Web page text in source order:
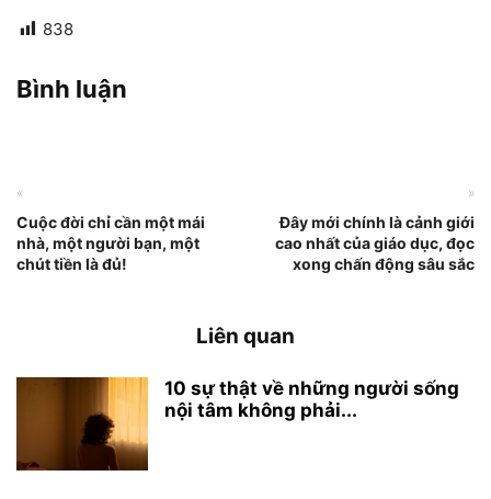
838
Bình luận
«
Cuộc đời chỉ cần một mái
nhà, một người bạn, một
chút tiền là đủ!
»
Đây mới chính là cảnh giới
cao nhất của giáo dục, đọc
xong chấn động sâu sắc
Liên quan
10 sự thật về những người sống
nội tâm không phải...